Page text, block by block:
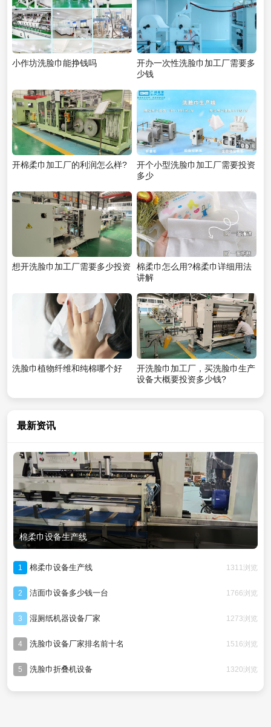
小作坊洗脸巾能挣钱吗
开办一次性洗脸巾加工厂需要多
少钱
开棉柔巾加工厂的利润怎么样?
开个小型洗脸巾加工厂需要投资
多少
想开洗脸巾加工厂需要多少投资
棉柔巾怎么用?棉柔巾详细用法
讲解
洗脸巾植物纤维和纯棉哪个好
开洗脸巾加工厂，买洗脸巾生产
设备大概要投资多少钱?
最新资讯
棉柔巾设备生产线
1 棉柔巾设备生产线 1311浏览
2 洁面巾设备多少钱一台 1766浏览
3 湿厕纸机器设备厂家 1273浏览
4 洗脸巾设备厂家排名前十名 1516浏览
5 洗脸巾折叠机设备 1320浏览